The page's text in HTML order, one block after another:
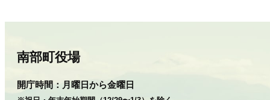
南部町役場
開庁時間： 月曜日から金曜日